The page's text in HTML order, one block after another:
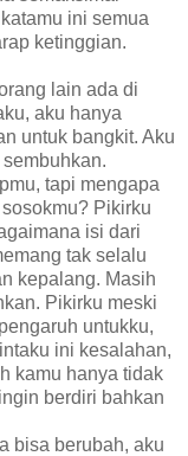
ini semua
ketinggian.
lain ada di
aku hanya
untuk bangkit. Aku
tapi mengapa
Pikirku
isi dari
tak selalu
kepalang. Masih
Pikirku meski
untukku,
ini kesalahan,
kamu hanya tidak
berdiri bahkan
bisa berubah, aku